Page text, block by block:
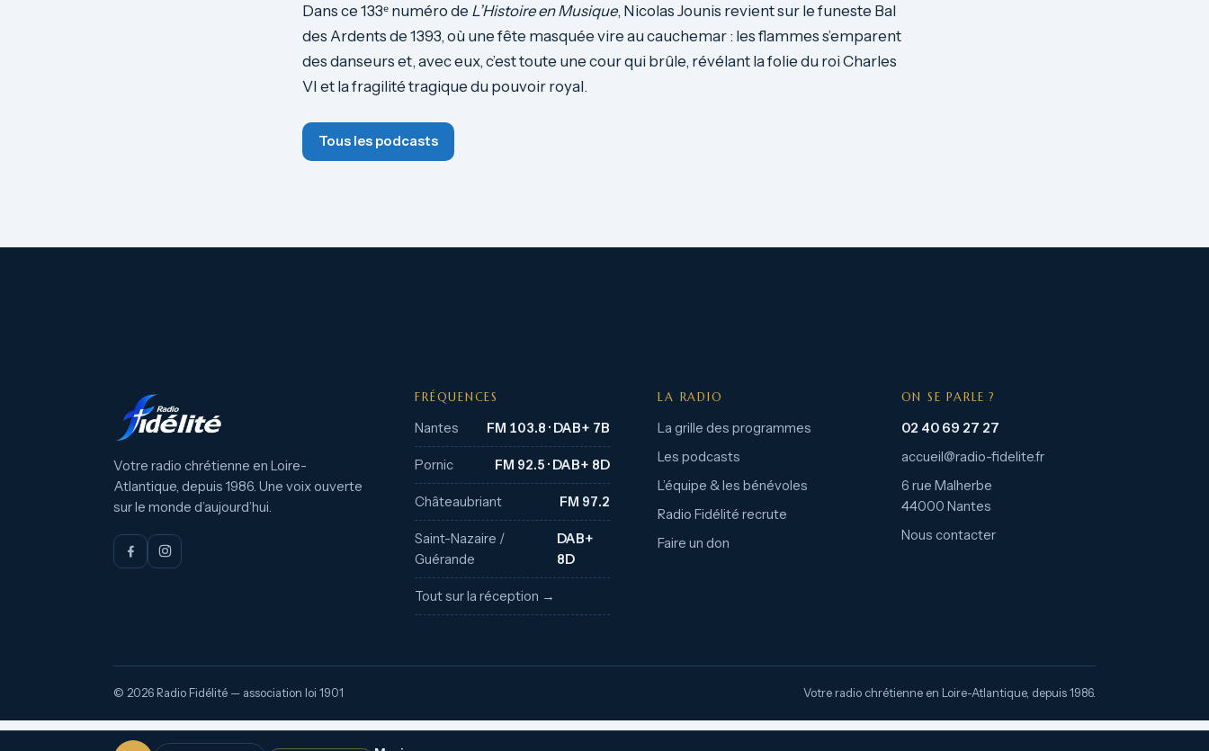
Dans ce 133ᵉ numéro de L’Histoire en Musique, Nicolas Jounis revient sur le funeste Bal
des Ardents de 1393, où une fête masquée vire au cauchemar : les flammes s’emparent
des danseurs et, avec eux, c’est toute une cour qui brûle, révélant la folie du roi Charles
VI et la fragilité tragique du pouvoir royal.
Tous les podcasts
Votre radio chrétienne en Loire-
Atlantique, depuis 1986. Une voix ouverte
sur le monde d’aujourd’hui.
FRÉQUENCES
Nantes FM 103.8 · DAB+ 7B
Pornic FM 92.5 · DAB+ 8D
Châteaubriant FM 97.2
Saint-Nazaire /
Guérande
DAB+
8D
Tout sur la réception →
LA RADIO
La grille des programmes
Les podcasts
L’équipe & les bénévoles
Radio Fidélité recrute
Faire un don
ON SE PARLE ?
02 40 69 27 27
accueil@radio-fidelite.fr
6 rue Malherbe
44000 Nantes
Nous contacter
© 2026 Radio Fidélité — association loi 1901 Votre radio chrétienne en Loire-Atlantique, depuis 1986.